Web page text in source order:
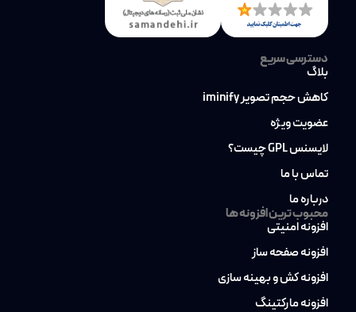
دسترسی سریع
بلاگ
کاهش حجم تصویر iminify
عضویت ویژه
لایسنس GPL چیست؟
تماس با ما
درباره ما
محبوب ترین افزونه ها
افزونه امنیتی
افزونه صفحه ساز
افزونه کش و بهینه سازی
افزونه مارکتینگ